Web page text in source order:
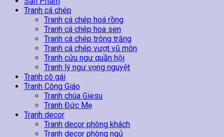
số
lượng
Tranh cá chép
Tranh cá chép hoá rồng
Tranh cá chép hoa sen
Tranh cá chép trông trăng
Tranh cá chép vượt vũ môn
Tranh cửu ngư quần hội
Tranh lý ngư vọng nguyệt
Tranh cô gái
Tranh Công Giáo
Tranh chúa Giesu
Tranh Đức Mẹ
Tranh decor
Tranh decor phòng khách
Tranh decor phòng ngủ